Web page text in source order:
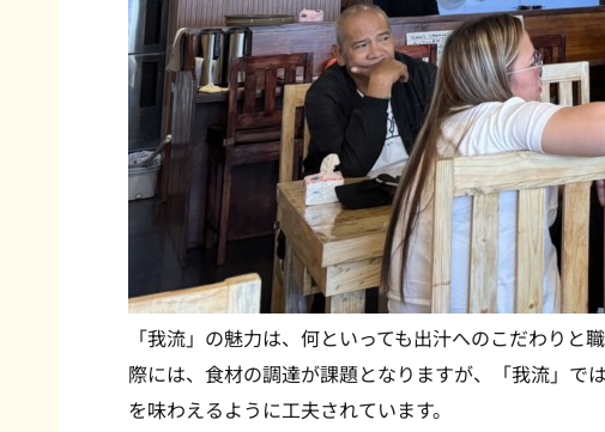
「我流」の魅力は、何といっても出汁へのこだわり と
際には、食材の調達が課題となりますが、「我流」で
を味わえるように工夫されています。